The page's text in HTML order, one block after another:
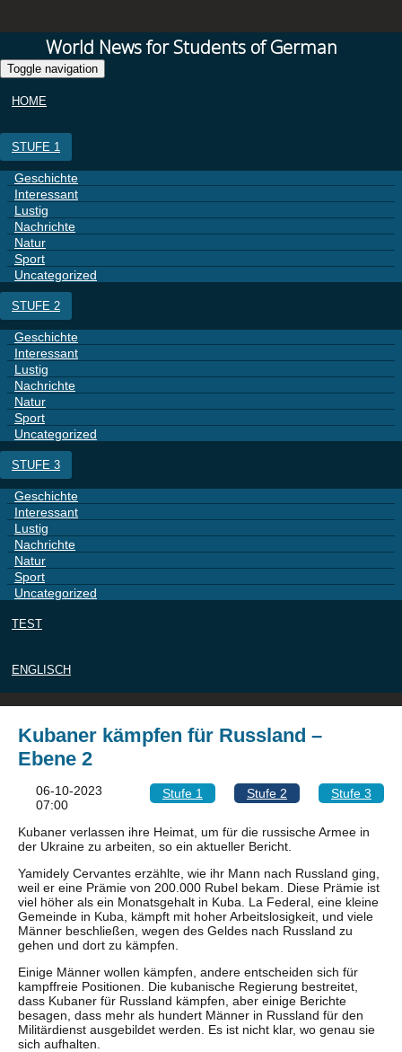
World News for Students of German
Toggle navigation
HOME
STUFE 1
Geschichte
Interessant
Lustig
Nachrichte
Natur
Sport
Uncategorized
STUFE 2
Geschichte
Interessant
Lustig
Nachrichte
Natur
Sport
Uncategorized
STUFE 3
Geschichte
Interessant
Lustig
Nachrichte
Natur
Sport
Uncategorized
TEST
ENGLISCH
Kubaner kämpfen für Russland –
Ebene 2
Stufe 1 Stufe 2 Stufe 3
06-10-2023
07:00
Kubaner verlassen ihre Heimat, um für die russische Armee in
der Ukraine zu arbeiten, so ein aktueller Bericht.
Yamidely Cervantes erzählte, wie ihr Mann nach Russland ging,
weil er eine Prämie von 200.000 Rubel bekam. Diese Prämie ist
viel höher als ein Monatsgehalt in Kuba. La Federal, eine kleine
Gemeinde in Kuba, kämpft mit hoher Arbeitslosigkeit, und viele
Männer beschließen, wegen des Geldes nach Russland zu
gehen und dort zu kämpfen.
Einige Männer wollen kämpfen, andere entscheiden sich für
kampffreie Positionen. Die kubanische Regierung bestreitet,
dass Kubaner für Russland kämpfen, aber einige Berichte
besagen, dass mehr als hundert Männer in Russland für den
Militärdienst ausgebildet werden. Es ist nicht klar, wo genau sie
sich aufhalten.